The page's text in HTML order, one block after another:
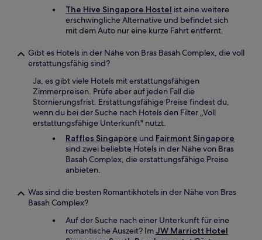
The Hive Singapore Hostel ist eine weitere
erschwingliche Alternative und befindet sich
mit dem Auto nur eine kurze Fahrt entfernt.
Gibt es Hotels in der Nähe von Bras Basah Complex, die voll
erstattungsfähig sind?
Ja, es gibt viele Hotels mit erstattungsfähigen
Zimmerpreisen. Prüfe aber auf jeden Fall die
Stornierungsfrist. Erstattungsfähige Preise findest du,
wenn du bei der Suche nach Hotels den Filter „Voll
erstattungsfähige Unterkunft" nutzt.
Raffles Singapore und Fairmont Singapore
sind zwei beliebte Hotels in der Nähe von Bras
Basah Complex, die erstattungsfähige Preise
anbieten.
Was sind die besten Romantikhotels in der Nähe von Bras
Basah Complex?
Auf der Suche nach einer Unterkunft für eine
romantische Auszeit? Im JW Marriott Hotel